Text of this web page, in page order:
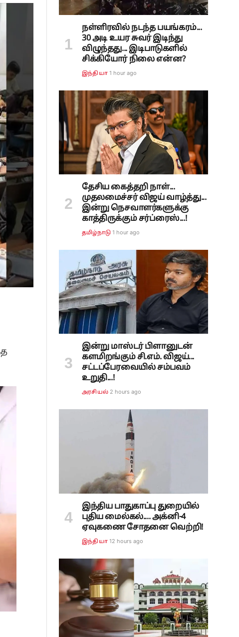
நள்ளிரவில் நடந்த பயங்கரம்...
30 அடி உயர சுவர் இடிந்து
விழுந்தது... இடிபாடுகளில்
சிக்கியோர் நிலை என்ன?
இந்தியா 1 hour ago
தேசிய கைத்தறி நாள்...
முதலமைச்சர் விஜய் வாழ்த்து...
இன்று நெசவாளர்களுக்கு
காத்திருக்கும் சர்ப்ரைஸ்...!
தமிழ்நாடு 1 hour ago
இன்று மாஸ்டர் பிளானுடன்
களமிறங்கும் சி.எம். விஜய்...
சட்டப்பேரவையில் சம்பவம்
உறுதி...!
அரசியல் 2 hours ago
இந்திய பாதுகாப்பு துறையில்
புதிய மைல்கல்.... அக்னி-4
ஏவுகணை சோதனை வெற்றி!
இந்தியா 12 hours ago